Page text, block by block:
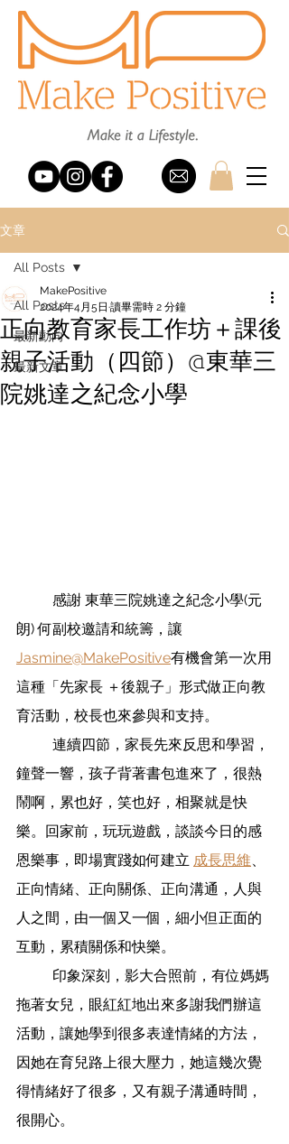
文章
All Posts
最新動向
最新文章
All Posts
正向教育家長工作坊＋課後
親子活動（四節）@東華三
院姚達之紀念小學
MakePositive
2024年4月5日 讀畢需時 2 分鐘
朗) 何副校邀請和統籌，讓
Jasmine@MakePositive有機會第一次用
這種「先家長 ＋後親子」形式做正向教
育活動， 校長也來參與和支持。
鐘聲一響，孩子背著書包進來了，很熱
鬧啊，累也好，笑也好，相聚就是快
樂。回家前，玩玩遊戲，談談今日的感
恩樂事，即場實踐如何建立 成長思維、
正向情緒、正向關係、正向溝通，人與
人之間，由一個又一個，細小但正面的
互動，累積關係和快樂。
印象深刻，影大合照前，有位媽媽
拖著女兒，眼紅紅地出來多謝我們辦這
活動，讓她學到很多表達情緒的方法，
因她在育兒路上很大壓力，她這幾次覺
得情緒好了很多，又有親子溝通時間，
很開心。